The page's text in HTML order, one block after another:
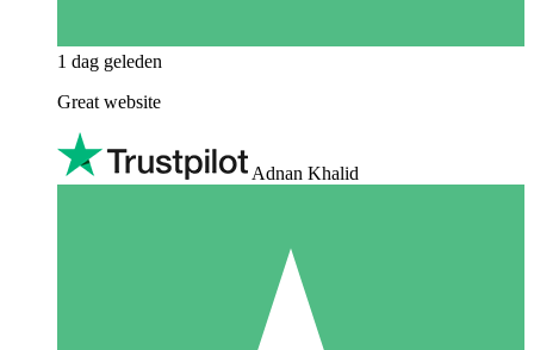
1 dag geleden
Great website
Adnan Khalid